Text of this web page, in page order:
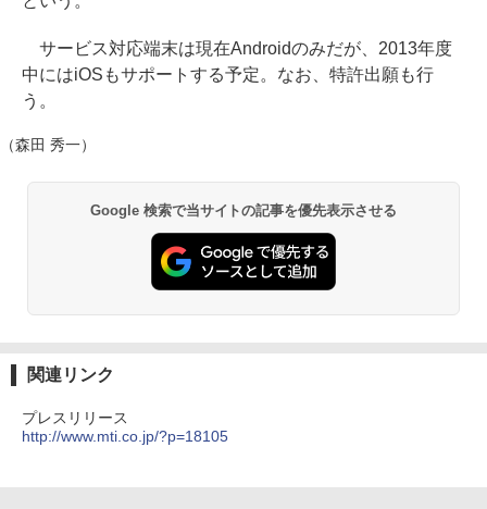
サービス対応端末は現在Androidのみだが、2013年度
中にはiOSもサポートする予定。なお、特許出願も行
う。
（森田 秀一）
Google 検索で当サイトの記事を優先表示させる
関連リンク
プレスリリース
http://www.mti.co.jp/?p=18105